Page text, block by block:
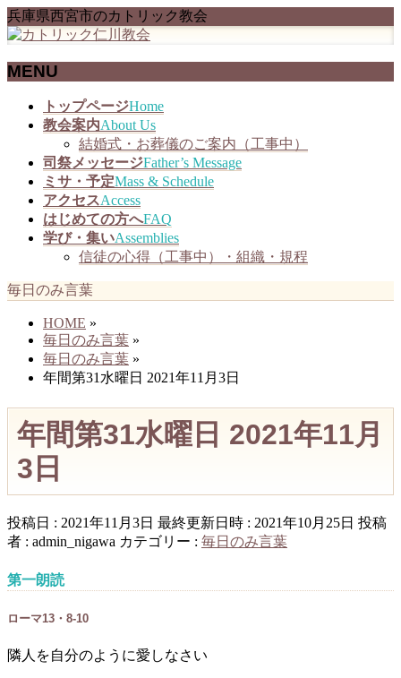
兵庫県西宮市のカトリック教会
MENU
トップページHome
教会案内About Us
結婚式・お葬儀のご案内（工事中）
司祭メッセージFather’s Message
ミサ・予定Mass & Schedule
アクセスAccess
はじめての方へFAQ
学び・集いAssemblies
信徒の心得（工事中）・組織・規程
毎日のみ言葉
HOME »
毎日のみ言葉 »
毎日のみ言葉 »
年間第31水曜日 2021年11月3日
年間第31水曜日 2021年11月
3日
投稿日 : 2021年11月3日 最終更新日時 : 2021年10月25日 投稿
者 : admin_nigawa カテゴリー : 毎日のみ言葉
第一朗読
ローマ13・8-10
隣人を自分のように愛しなさい